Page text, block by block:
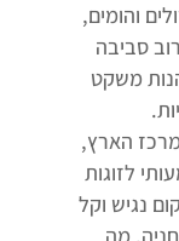
והומים,
סביבה
משקט
הארץ,
לזוגות
נגיש וקל